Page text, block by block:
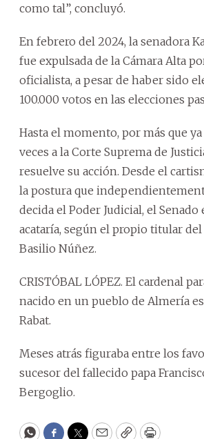
como tal”, concluyó.
En febrero del 2024, la senadora
fue expulsada de la Cámara Alta
oficialista, a pesar de haber sido
100.000 votos en las elecciones
Hasta el momento, por más que
veces a la Corte Suprema de
resuelve su acción. Desde el
la postura que
decida el Poder Judicial, el
acataría, según el propio titular
Basilio Núñez.
CRISTÓBAL LÓPEZ. El cardenal
nacido en un pueblo de Almería
Rabat.
Meses atrás figuraba entre los
sucesor del fallecido papa
Bergoglio.